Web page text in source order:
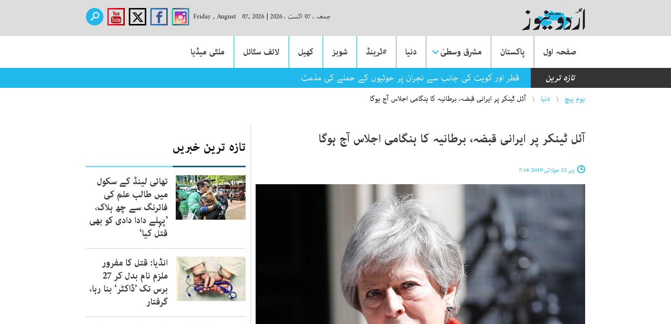
جمعہ ، 07 اگست ، 2026 |
Friday , August 07, 2026
صفحہ اول پاکستان مشرق وسطیٰ دنیا #ٹرینڈ شوبز کھیل لائف سٹائل
ملٹی میڈیا
تازہ ترین
قطر اور کویت کی جانب سے نجران پر حوثیوں کے حملے کی مذمت
You are here
ہوم پیچ دنیا آئل ٹینکر پر ایرانی قبضہ، برطانیہ کا ہنگامی اجلاس آج ہوگا
آئل ٹینکر پر ایرانی قبضہ، برطانیہ کا ہنگامی اجلاس آج ہوگا
پیر 22 جولائی 2019 7:18
تازہ ترین خبریں
تھائی لینڈ کے سکول
میں طالب علم کی
فائرنگ سے چھ ہلاک،
’پہلے دادا دادی کو بھی
قتل کیا‘
انڈیا: قتل کا مفرور
ملزم نام بدل کر 27
برس تک ’ڈاکٹر‘ بنا رہا،
گرفتار